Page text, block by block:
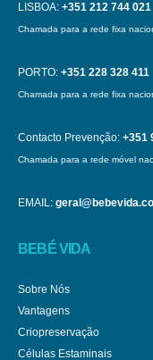
LISBOA: +351 212 744 021
Chamada para a rede fixa
PORTO: +351 228 328 411
Chamada para a rede fixa
Contacto Prevenção: +351
Chamada para a rede móvel
EMAIL:
BEBÉ VIDA
Sobre Nós
Vantagens
Criopreservação
Células Estaminais